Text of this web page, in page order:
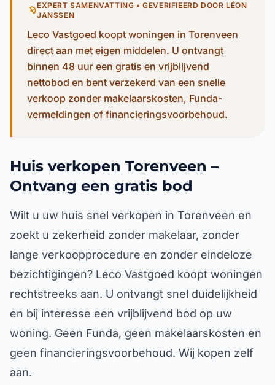
EXPERT SAMENVATTING • GEVERIFIEERD DOOR LÉON
JANSSEN
Leco Vastgoed koopt woningen in Torenveen
direct aan met eigen middelen. U ontvangt
binnen 48 uur een gratis en vrijblijvend
nettobod en bent verzekerd van een snelle
verkoop zonder makelaarskosten, Funda-
vermeldingen of financieringsvoorbehoud.
Huis verkopen Torenveen –
Ontvang een gratis bod
Wilt u uw huis snel verkopen in Torenveen en
zoekt u zekerheid zonder makelaar, zonder
lange verkoopprocedure en zonder eindeloze
bezichtigingen? Leco Vastgoed koopt woningen
rechtstreeks aan. U ontvangt snel duidelijkheid
en bij interesse een vrijblijvend bod op uw
woning. Geen Funda, geen makelaarskosten en
geen financieringsvoorbehoud. Wij kopen zelf
aan.